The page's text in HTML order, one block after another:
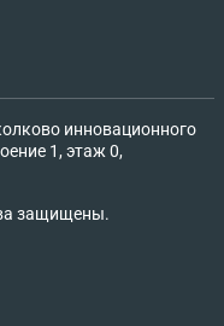
инновационного
1, этаж 0,
защищены.